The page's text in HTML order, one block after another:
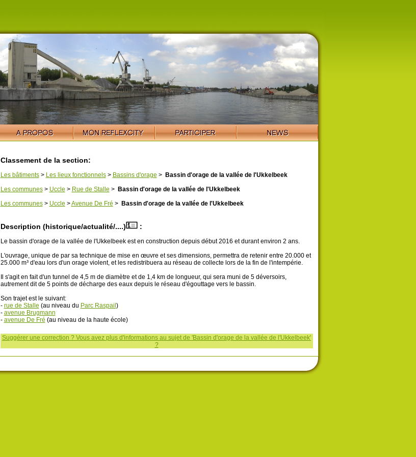
Classement de la section:
Les bâtiments> Les lieux fonctionnels> Bassins d'orage >
Bassin d'orage de la vallée de l'Ukkelbeek
Les communes> Uccle > Rue de Stalle >
Bassin d'orage de la vallée de l'Ukkelbeek
Les communes> Uccle >Avenue De Fré > Bassin d'orage de la vallée de l'Ukkelbeek
Description (historique/actualité/....) :
Le bassin d'orage de la vallée de l'Ukkelbeek est en construction depuis début 2016 et durant environ 2 ans.
L'ouvrage, unique de par sa technique de mise en œuvre et ses dimensions, permettra de retenir entre 20.000 et
25.000 m³ d'eau lors d'un orage violent, et les redistribuera au réseau de collecte lors de la fin de l'intempérie.
Il s'agit en fait d'un tunnel de 4,5 m de diamètre et de 1,4 km de longueur, qui sera muni de 5 déversoirs,
autrement dit de 5 points de décharge des eaux depuis le réseau d'égouttage vers le bassin.
Son trajet est le suivant:
- rue de Stalle (au niveau du Parc Raspail )
- avenue Brugmann
- avenue De Fré (au niveau de la haute école)
Suggérer une correction ? Vous avez plus d'informations au sujet de 'Bassin d'orage de la vallée de l'Ukkelbeek'
?